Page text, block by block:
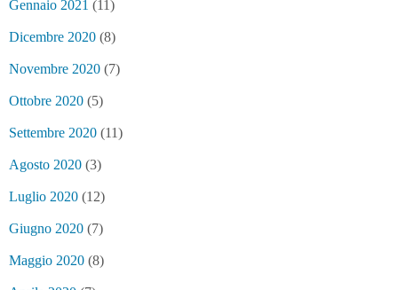
Gennaio 2021 (11)
Dicembre 2020 (8)
Novembre 2020 (7)
Ottobre 2020 (5)
Settembre 2020 (11)
Agosto 2020 (3)
Luglio 2020 (12)
Giugno 2020 (7)
Maggio 2020 (8)